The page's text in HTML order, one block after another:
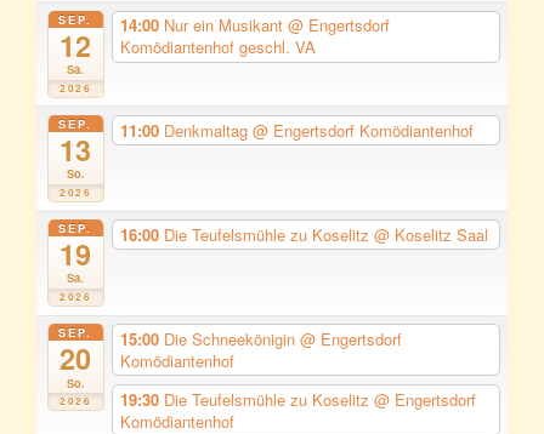
SEP.
12
Sa.
2026
14:00 Nur ein Musikant @ Engertsdorf
Komödiantenhof geschl. VA
SEP.
13
So.
2026
11:00 Denkmaltag @ Engertsdorf Komödiantenhof
SEP.
19
Sa.
2026
16:00 Die Teufelsmühle zu Koselitz @ Koselitz Saal
SEP.
20
So.
2026
15:00 Die Schneekönigin @ Engertsdorf
Komödiantenhof
19:30 Die Teufelsmühle zu Koselitz @ Engertsdorf
Komödiantenhof